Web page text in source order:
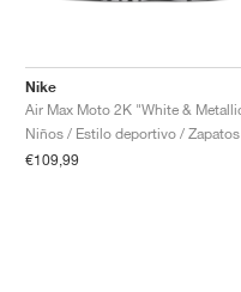
Nike
Niños / Estilo deportivo / Zapatos
€109,99